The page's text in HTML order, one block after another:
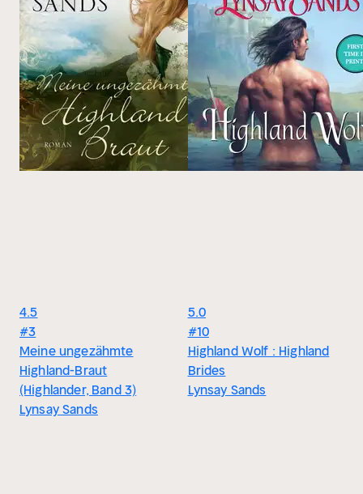
4.5
#3
Meine ungezähmte
Highland-Braut
(Highlander, Band 3)
Lynsay Sands
5.0
#10
Highland Wolf : Highland
Brides
Lynsay Sands